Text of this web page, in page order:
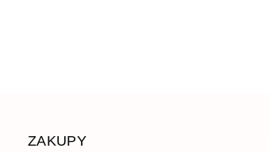
ZAKUPY